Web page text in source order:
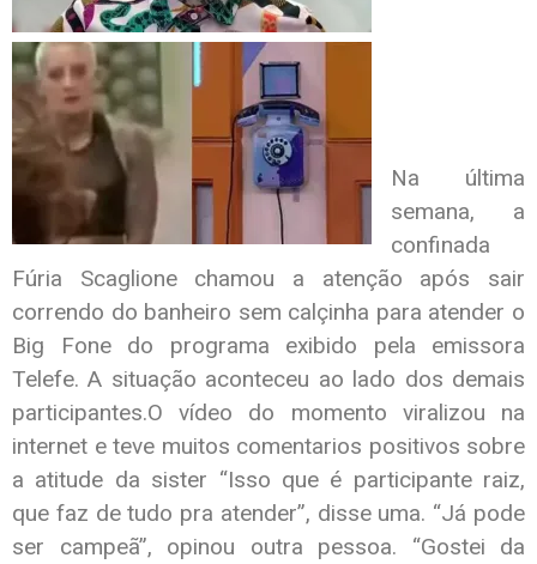
Na última
semana, a
confinada
Fúria Scaglione chamou a atenção após sair
correndo do banheiro sem calçinha para atender o
Big Fone do programa exibido pela emissora
Telefe. A situação aconteceu ao lado dos demais
participantes.O vídeo do momento viralizou na
internet e teve muitos comentarios positivos sobre
a atitude da sister “Isso que é participante raiz,
que faz de tudo pra atender”, disse uma. “Já pode
ser campeã”, opinou outra pessoa. “Gostei da